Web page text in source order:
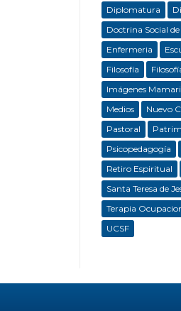
Diplomatura
Doctrina Social de
Enfermeria
Filosofía
Imágenes
Medios
Nuevo
Pastoral
Psicopedagogía
Retiro Espiritual
Santa Teresa de
Terapia
UCSF